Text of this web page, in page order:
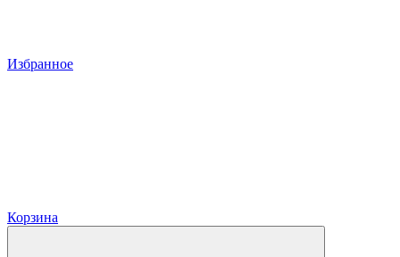
Избранное
Корзина